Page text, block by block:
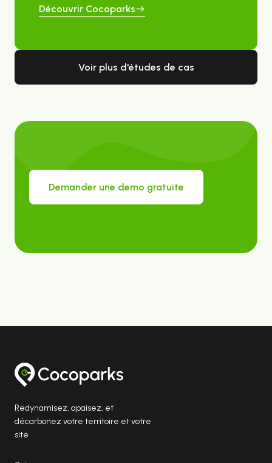
Découvrir Cocoparks
Voir plus d'études de cas
Demander une demo gratuite
Redynamisez, apaisez, et
décarbonez votre territoire et votre
site